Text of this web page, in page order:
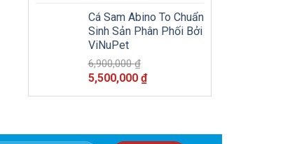
là:
5,500,000 ₫.
tại
là:
Cá Sam Abino To Chuẩn
Sinh Sản Phân Phối Bởi
ViNuPet
6,900,000₫
Giá
5,500,000 ₫Giá
5,500,000 ₫.